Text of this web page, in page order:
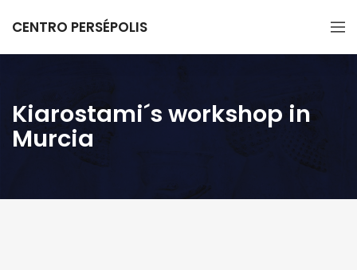
CENTRO PERSÉPOLIS
Kiarostami´s workshop in
Murcia